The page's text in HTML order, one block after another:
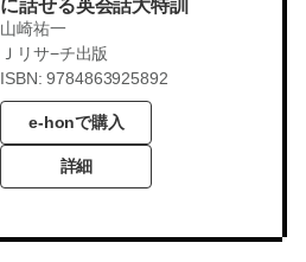
に話せる英会話大特訓
山崎祐一
Ｊリサ−チ出版
ISBN: 9784863925892
e-honで購入
詳細